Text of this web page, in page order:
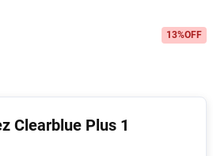
13%OFF
Clearblue Plus 1